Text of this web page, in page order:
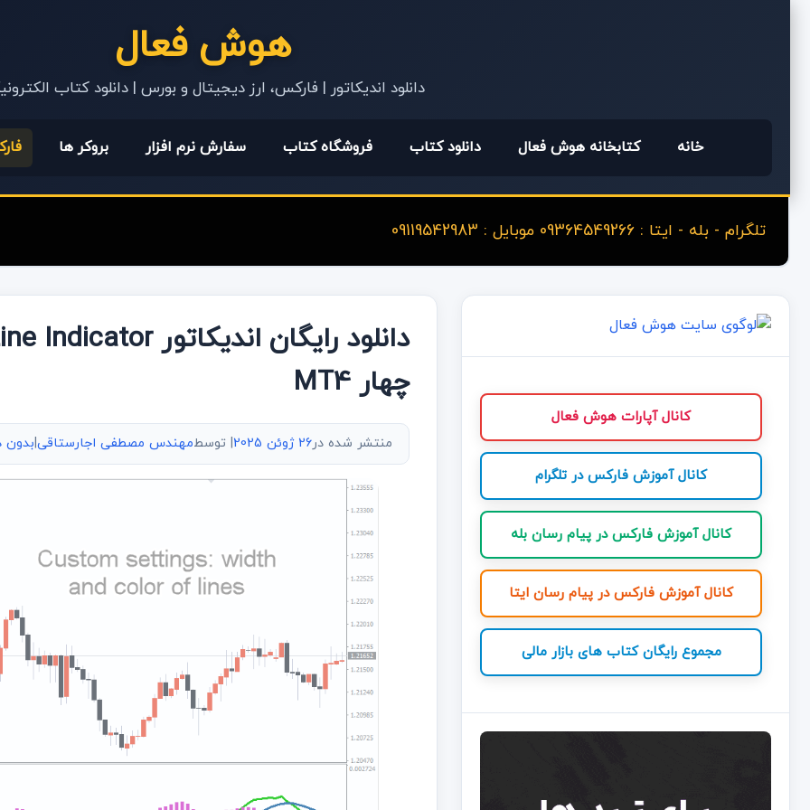
هوش فعال
دانلود اندیکاتور | فارکس، ارز دیجیتال و بورس | دانلود کتاب
خانه کتابخانه هوش فعال دانلود کتاب فروشگاه کتاب سفارش نرم افزار بروکر ها
تلگرام - بله - ایتا : 09364549266 موبایل : 09119542983
چهار MT4
منتشر شده در26 ژوئن 2025 | توسطمهندس مصطفی اجارستاقی|بدون
کانال آپارات هوش فعال
کانال آموزش فارکس در تلگرام
کانال آموزش فارکس در پیام رسان بله
کانال آموزش فارکس در پیام رسان ایتا
مجموع رایگان کتاب های بازار مالی